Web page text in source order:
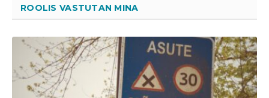
ROOLIS VASTUTAN MINA